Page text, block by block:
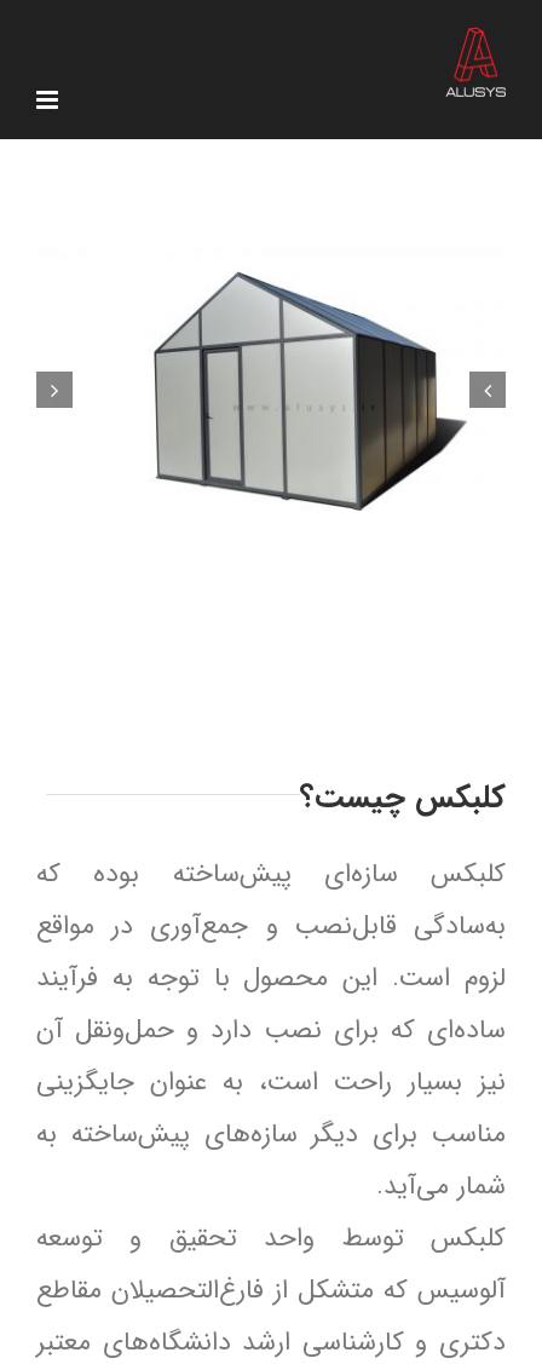
content
کلبکس چیست؟
کلبکس سازه‌ای پیش‌ساخته بوده که
به‌سادگی قابل‌نصب و جمع‌آوری در مواقع
لزوم است. این محصول با توجه به فرآیند
ساده‌ای که برای نصب دارد و حمل‌ونقل آن
نیز بسیار راحت است، به ‌عنوان جایگزینی
مناسب برای دیگر سازه‌های پیش‌ساخته به
شمار می‌آید.
کلبکس توسط واحد تحقیق و توسعه
آلوسیس که متشکل از فارغ‌التحصیلان مقاطع
دکتری و کارشناسی ارشد دانشگاه‌های معتبر